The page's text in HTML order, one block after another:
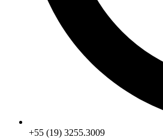
+55 (19) 3255.3009